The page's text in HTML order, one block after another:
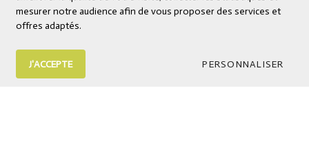
© 2026 Éditions Midi Trente | Livres et outils psychoéducatifs
mesurer notre audience afin de vous proposer des services et
offres adaptés.
J'ACCEPTE PERSONNALISER